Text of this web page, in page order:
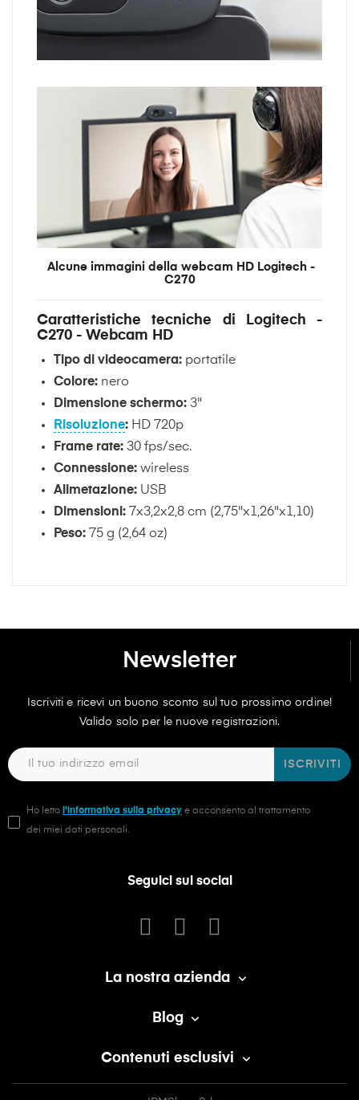
Alcune immagini della webcam HD Logitech -
C270
Caratteristiche tecniche di Logitech -
C270 - Webcam HD
Tipo di videocamera: portatile
Colore:nero
Dimensione schermo:3"
Risoluzione:HD 720p
Frame rate:30 fps/sec.
Connessione:wireless
Alimetazione:USB
Dimensioni:7x3,2x2,8 cm (2,75"x1,26"x1,10)
Peso:75 g (2,64 oz)
Newsletter
Iscriviti e ricevi un buono sconto sul tuo prossimo ordine!
Valido solo per le nuove registrazioni.
ISCRIVITI
Ho letto l'informativa sulla privacy e acconsento al trattamento
dei miei dati personali.
Seguici sui social
La nostra azienda 
Blog 
Contenuti esclusivi 